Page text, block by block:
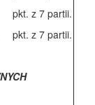
pkt. z 7 partii.
pkt. z 7 partii.